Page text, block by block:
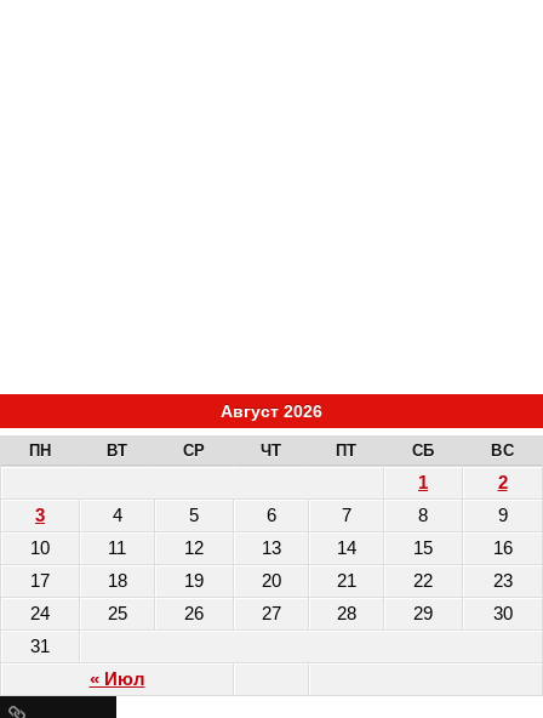
Август 2026
ПН ВТ СР ЧТ ПТ СБ ВС
« Июл
1
2
3
4 5 6 7 8
9
10
11 12 13 14 15
16
17
18 19 20 21 22
23
24
25 26 27 28 29
30
31